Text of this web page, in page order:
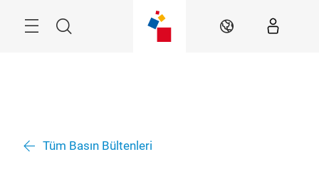
Arama TR
Tüm Basın Bültenleri